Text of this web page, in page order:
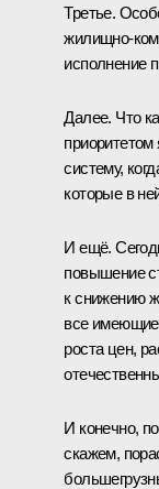
Третье.
жилищно-
исполнение
Далее. Что
систему,
которые в
И ещё.
повышение
к снижению
все
роста цен,
И конечно,
скажем,